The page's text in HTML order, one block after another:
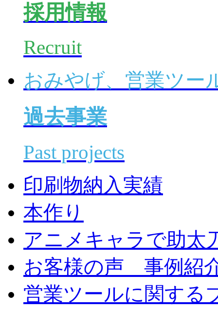
採用情報
Recruit
おみやげ、営業ツー
過去事業
Past projects
印刷物納入実績
本作り
アニメキャラで助太
お客様の声 事例紹
営業ツールに関する